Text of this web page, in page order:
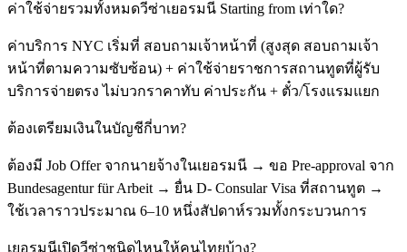
ค่าใช้จ่ายรวมทั้งหมดวีซ่าเยอรมนี Starting from เท่าใด?
ค่าบริการ NYC เริ่มที่ สอบถามเจ้าหน้าที่ (สูงสุด สอบถามเจ้า
หน้าที่ตามความซับซ้อน) + ค่าใช้จ่ายราชการสถานทูตที่ผู้รับ
บริการจ่ายตรง ไม่บวกราคาทับ ค่าประกัน + ตั๋ว/โรงแรมแยก
ต้องเตรียมเงินในบัญชีกี่บาท?
ต้องมี Job Offer จากนายจ้างในเยอรมนี → ขอ Pre-approval จาก
Bundesagentur für Arbeit → ยื่น D- Consular Visa ที่สถานทูต →
ใช้เวลาราวประมาณ 6–10 หนึ่งสัปดาห์รวมทั้งกระบวนการ
เยอรมนีเปิดวีซ่าชนิดไหนให้คนไทยบ้าง?